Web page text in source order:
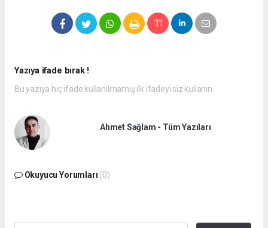
Yazıya ifade bırak !
Bu yazıya hiç ifade kullanılmamış ilk ifadeyi siz kullanın.
Ahmet Sağlam - Tüm Yazıları
Okuyucu Yorumları (0)